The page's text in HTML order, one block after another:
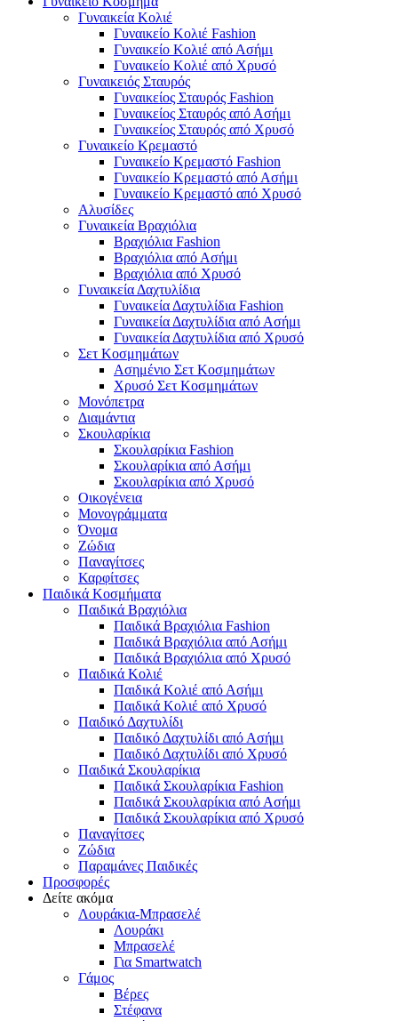
Γυναικεία Κολιέ
Γυναικείο Κολιέ Fashion
Γυναικείο Κολιέ από Ασήμι
Γυναικείο Κολιέ από Χρυσό
Γυναικειός Σταυρός
Γυναικείος Σταυρός Fashion
Γυναικείος Σταυρός από Ασήμι
Γυναικείος Σταυρός από Χρυσό
Γυναικείο Κρεμαστό
Γυναικείο Κρεμαστό Fashion
Γυναικείο Κρεμαστό από Ασήμι
Γυναικείο Κρεμαστό από Χρυσό
Αλυσίδες
Γυναικεία Βραχιόλια
Βραχιόλια Fashion
Βραχιόλια από Ασήμι
Βραχιόλια από Χρυσό
Γυναικεία Δαχτυλίδια
Γυναικεία Δαχτυλίδια Fashion
Γυναικεία Δαχτυλίδια από Ασήμι
Γυναικεία Δαχτυλίδια από Χρυσό
Σετ Κοσμημάτων
Ασημένιο Σετ Κοσμημάτων
Χρυσό Σετ Κοσμημάτων
Μονόπετρα
Διαμάντια
Σκουλαρίκια
Σκουλαρίκια Fashion
Σκουλαρίκια από Ασήμι
Σκουλαρίκια από Χρυσό
Οικογένεια
Μονογράμματα
Όνομα
Ζώδια
Παναγίτσες
Καρφίτσες
Παιδικά Κοσμήματα
Παιδικά Βραχιόλια
Παιδικά Βραχιόλια Fashion
Παιδικά Βραχιόλια από Ασήμι
Παιδικά Βραχιόλια από Χρυσό
Παιδικά Κολιέ
Παιδικά Κολιέ από Ασήμι
Παιδικά Κολιέ από Χρυσό
Παιδικό Δαχτυλίδι
Παιδικό Δαχτυλίδι από Ασήμι
Παιδικό Δαχτυλίδι από Χρυσό
Παιδικά Σκουλαρίκια
Παιδικά Σκουλαρίκια Fashion
Παιδικά Σκουλαρίκια από Ασήμι
Παιδικά Σκουλαρίκια από Χρυσό
Παναγίτσες
Ζώδια
Παραμάνες Παιδικές
Προσφορές
Δείτε ακόμα
Λουράκια-Μπρασελέ
Λουράκι
Μπρασελέ
Για Smartwatch
Γάμος
Βέρες
Στέφανα